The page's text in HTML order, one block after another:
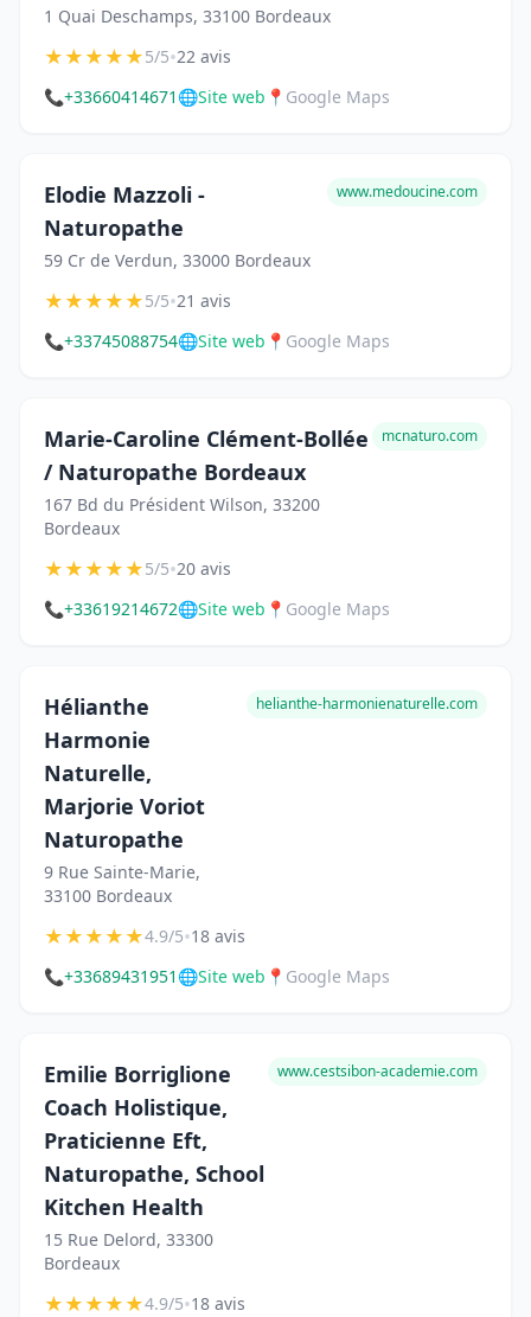
1 Quai Deschamps, 33100 Bordeaux
★★★★★5/5•22 avis
📞+33660414671 🌐Site web 📍 Google Maps
Elodie Mazzoli -
Naturopathe
59 Cr de Verdun, 33000 Bordeaux
www.medoucine.com
★★★★★5/5•21 avis
📞+33745088754🌐Site web 📍 Google Maps
Marie-Caroline Clément-Bollée
/ Naturopathe Bordeaux
167 Bd du Président Wilson, 33200
Bordeaux
mcnaturo.com
★★★★★5/5•20 avis
📞+33619214672🌐Site web 📍 Google Maps
Hélianthe
Harmonie
Naturelle,
Marjorie Voriot
Naturopathe
9 Rue Sainte-Marie,
33100 Bordeaux
helianthe-harmonienaturelle.com
★★★★★4.9/5•18 avis
📞+33689431951 🌐Site web 📍 Google Maps
Emilie Borriglione
Coach Holistique,
Praticienne Eft,
Naturopathe, School
Kitchen Health
15 Rue Delord, 33300
Bordeaux
www.cestsibon-academie.com
★★★★★4.9/5•18 avis